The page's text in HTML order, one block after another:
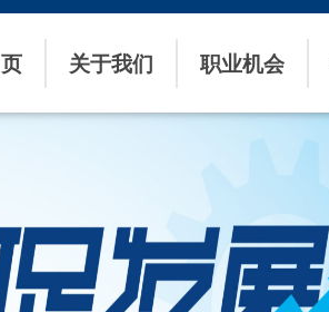
关于我们 职业机会